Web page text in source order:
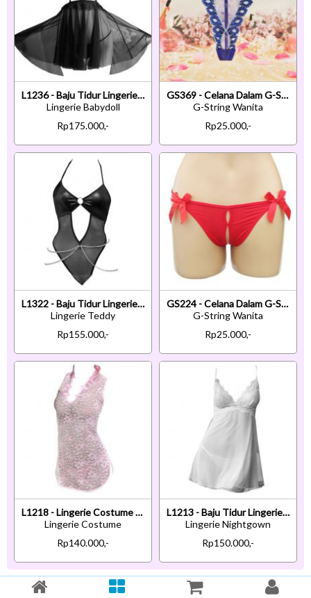
L1236 - Baju Tidur Lingerie Babydoll Mini Dress Hitam Transparan Pengait Belakang
Lingerie Babydoll
Rp175.000,-
GS369 - Celana Dalam G-String Wanita T-Back Biru Tepi Bordir
G-String Wanita
Rp25.000,-
L1322 - Baju Tidur Lingerie Teddy Bodysuit Dress Halter Hitam Jaring Rantai Silver
Lingerie Teddy
Rp155.000,-
GS224 - Celana Dalam G-String Wanita Merah Crotchless Pita 3
G-String Wanita
Rp25.000,-
L1218 - Lingerie Costume Cosplay Cheongsam Chinese Pink Transparan
Lingerie Costume
Rp140.000,-
L1213 - Baju Tidur Lingerie Nightgown Sleepwear Midi Dress Tali Silang Putih Transparan
Lingerie Nightgown
Rp150.000,-